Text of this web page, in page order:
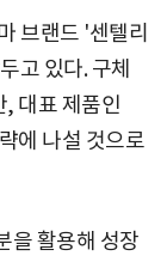
브랜드 '센텔리
고 있다. 구체
대표 제품인
에 나설 것으로
을 활용해 성장